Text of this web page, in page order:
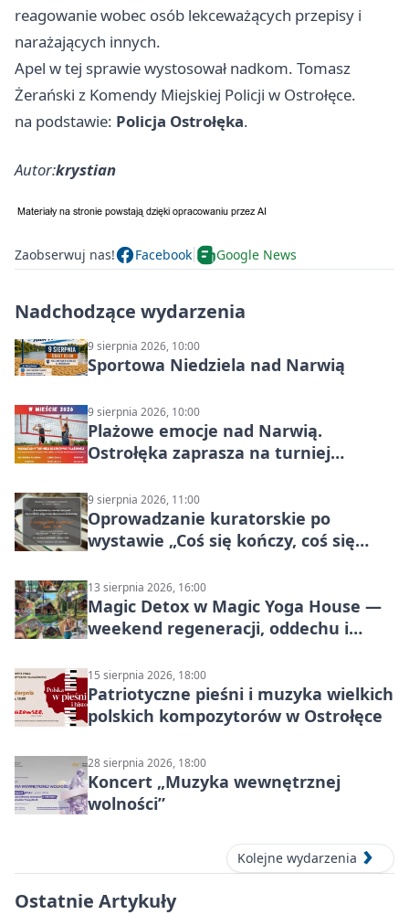
reagowanie wobec osób lekceważących przepisy i
narażających innych.
Apel w tej sprawie wystosował nadkom. Tomasz
Żerański z Komendy Miejskiej Policji w Ostrołęce.
na podstawie: Policja Ostrołęka.
Autor:krystian
Zaobserwuj nas! Facebook Google News
Nadchodzące wydarzenia
9 sierpnia 2026, 10:00
Sportowa Niedziela nad Narwią
9 sierpnia 2026, 10:00
Plażowe emocje nad Narwią.
Ostrołęka zaprasza na turniej
9 sierpnia 2026, 11:00
Oprowadzanie kuratorskie po
wystawie „Coś się kończy, coś się
Mazowsza do Korony”
13 sierpnia 2026, 16:00
Magic Detox w Magic Yoga House —
weekend regeneracji, oddechu i
15 sierpnia 2026, 18:00
Patriotyczne pieśni i muzyka wielkich
polskich kompozytorów w Ostrołęce
28 sierpnia 2026, 18:00
Koncert „Muzyka wewnętrznej
wolności”
Kolejne wydarzenia
Ostatnie Artykuły